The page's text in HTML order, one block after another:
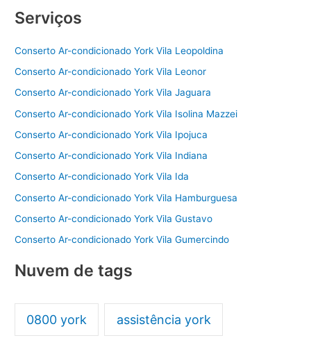
o
k
Serviços
Conserto Ar-condicionado York Vila Leopoldina
Conserto Ar-condicionado York Vila Leonor
Conserto Ar-condicionado York Vila Jaguara
Conserto Ar-condicionado York Vila Isolina Mazzei
Conserto Ar-condicionado York Vila Ipojuca
Conserto Ar-condicionado York Vila Indiana
Conserto Ar-condicionado York Vila Ida
Conserto Ar-condicionado York Vila Hamburguesa
Conserto Ar-condicionado York Vila Gustavo
Conserto Ar-condicionado York Vila Gumercindo
Nuvem de tags
0800 york assistência york